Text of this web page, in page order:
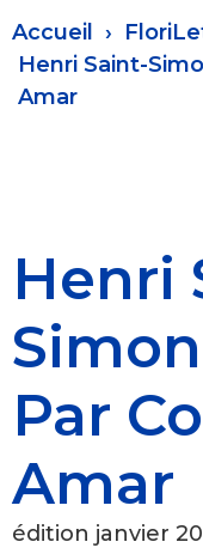
Fil
d'Ariane
Accueil
Henri Saint-
Amar
Henri
Par
Amar
édition janvier